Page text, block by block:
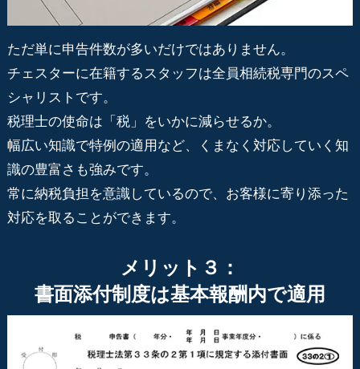
ただ単に申告件数が多いだけではありません。
チェスターに在籍するスタッフは全員相続税専門のスペ
シャリストです。
税理士の使命は「税」をいかに減らせるか。
幅広い知識で特例の適用など、くまなく対応していく知
識の豊富さも強みです。
常に納税負担を意識しているので、お客様に寄り添った
対応を取ることができます。
メリット３：
書面添付制度は基本報酬内で適用